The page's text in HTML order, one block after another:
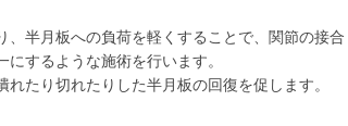
、半月板への負荷を軽くすることで、関節の接合
するような施術を行います。
たり切れたりした半月板の回復を促します。